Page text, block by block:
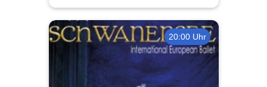
20:00 Uhr